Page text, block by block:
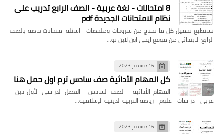
8 امتحانات - لغة عربية - الصف الرابع تدريب على
نظام الامتحانات الجديدة pdf
تستطيع تحميل كل ما تحتاج من شروحات وملخصات اسئله امتحانات خاصة بالصف
الرابع الابتدائي من موقع ايجى اون لاين تو…
16 ديسمبر 2023
كل المهام الأدائية صف سادس ترم اول حمل هنا
المهام الأدائية - الصف السادس - الفصل الدراسي الأول دين -
عربي - دراسات - علوم - رياضة التربية الدينية الإسلامية…
16 ديسمبر 2023